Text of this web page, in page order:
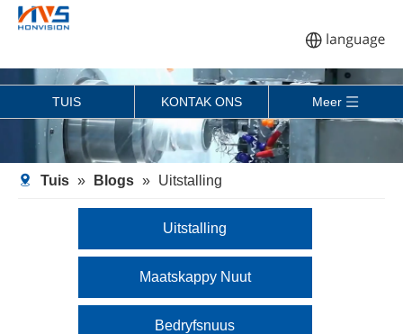
TUIS KONTAK ONS Meer
Tuis » Blogs » Uitstalling
Uitstalling
Maatskappy Nuut
Bedryfsnuus